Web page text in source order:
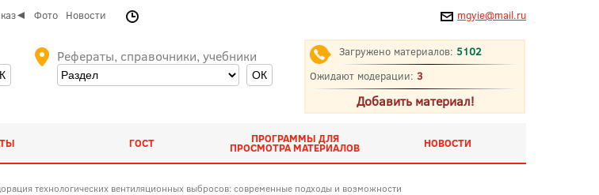
Фото Новости mgyie@mail.ru
Рефераты, справочники, учебники Загружено материалов: 5102
Ожидают модерации: 3
Добавить материал!
ГОСТ ПРОГРАММЫ ДЛЯ
ПРОСМОТРА МАТЕРИАЛОВ НОВОСТИ
технологических вентиляционных выбросов: современные подходы и возможности